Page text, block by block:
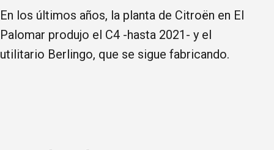
En los últimos años, la planta de Citroën en El
Palomar produjo el C4 -hasta 2021- y el
utilitario Berlingo, que se sigue fabricando.